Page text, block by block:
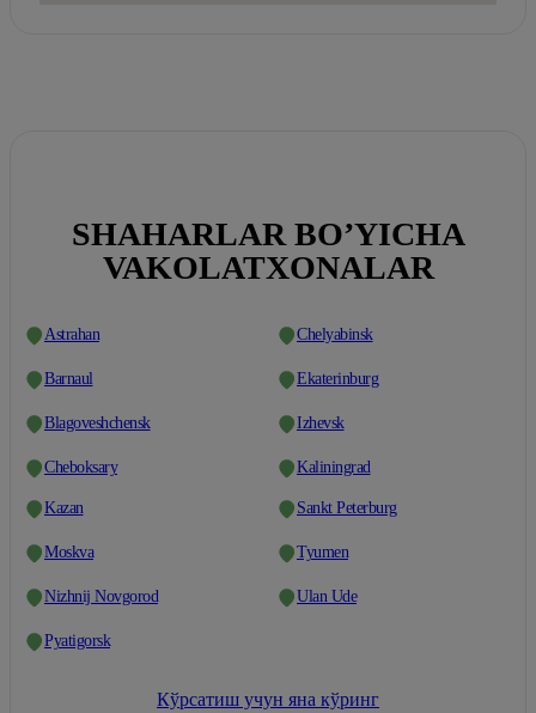
SHAHARLAR BO’YICHA
VAKOLATXONALAR
Astrahan
Barnaul
Blagoveshchensk
Cheboksary
Chelyabinsk
Ekaterinburg
Izhevsk
Kaliningrad
Kazan
Moskva
Nizhnij Novgorod
Pyatigorsk
Sankt Peterburg
Tyumen
Ulan Ude
Кўрсатиш учун яна кўринг